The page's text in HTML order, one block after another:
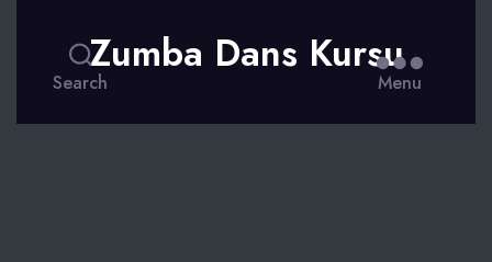
Search
Zumba Dans Kursu
Menu